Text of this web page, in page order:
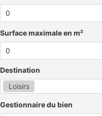
Surface maximale en m²
Destination
Loisirs
Gestionnaire du bien